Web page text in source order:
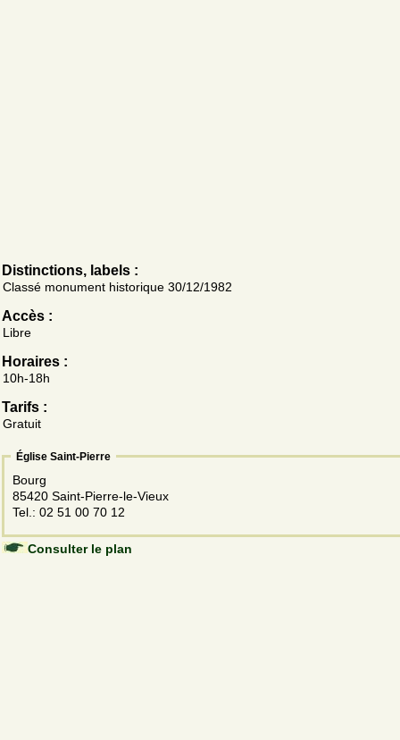
Distinctions, labels :
Classé monument historique 30/12/1982
Accès :
Libre
Horaires :
10h-18h
Tarifs :
Gratuit
Église Saint-Pierre
Bourg
85420 Saint-Pierre-le-Vieux
Tel.: 02 51 00 70 12
Consulter le plan